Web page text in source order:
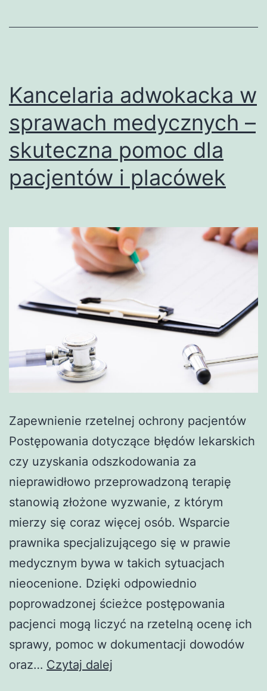
placówek
Kancelaria adwokacka w
sprawach medycznych –
skuteczna pomoc dla
pacjentów i placówek
Zapewnienie rzetelnej ochrony pacjentów
Postępowania dotyczące błędów lekarskich
czy uzyskania odszkodowania za
nieprawidłowo przeprowadzoną terapię
stanowią złożone wyzwanie, z którym
mierzy się coraz więcej osób. Wsparcie
prawnika specjalizującego się w prawie
medycznym bywa w takich sytuacjach
nieocenione. Dzięki odpowiednio
poprowadzonej ścieżce postępowania
pacjenci mogą liczyć na rzetelną ocenę ich
sprawy, pomoc w dokumentacji dowodów
oraz… Czytaj dalej